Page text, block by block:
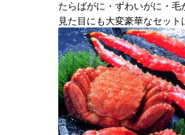
たらばがに・ずわいがに・毛
見た目にも大変豪華なセッ